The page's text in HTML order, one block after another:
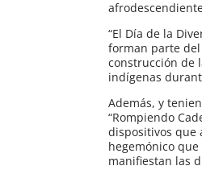
“El Día de la
forman parte
construcción de
indígenas
Además, y
“Rompiendo
dispositivos que
hegemónico
manifiestan las